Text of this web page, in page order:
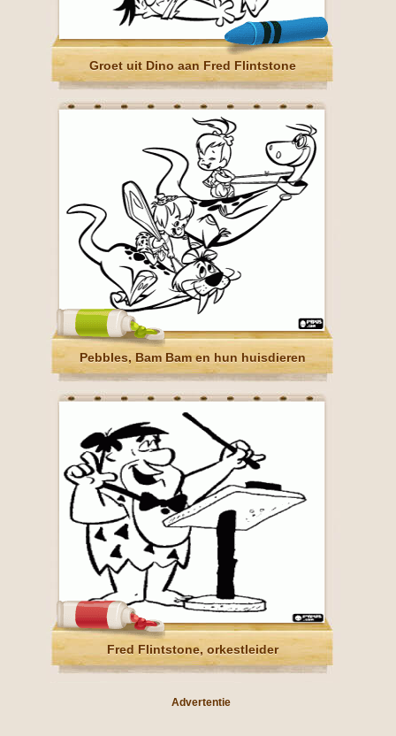
Groet uit Dino aan Fred Flintstone
Pebbles, Bam Bam en hun huisdieren
Fred Flintstone, orkestleider
Advertentie